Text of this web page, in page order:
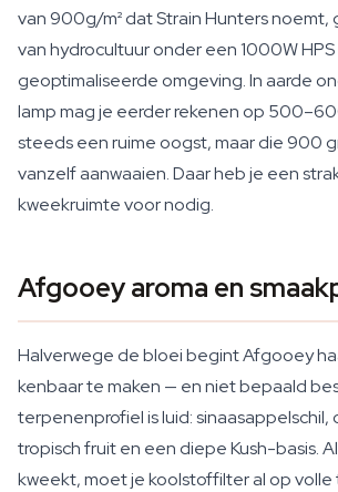
van 900g/m² dat Strain Hunters noemt,
van hydrocultuur onder een 1000W
geoptimaliseerde omgeving. In aarde
lamp mag je eerder rekenen op
steeds een ruime oogst, maar die 900
vanzelf aanwaaien. Daar heb je een
kweekruimte voor nodig.
Afgooey aroma en
Halverwege de bloei begint Afgooey
kenbaar te maken — en niet bepaald
terpenenprofiel is luid: sinaasappelschil,
tropisch fruit en een diepe Kush-basis.
kweekt, moet je koolstoffilter al op